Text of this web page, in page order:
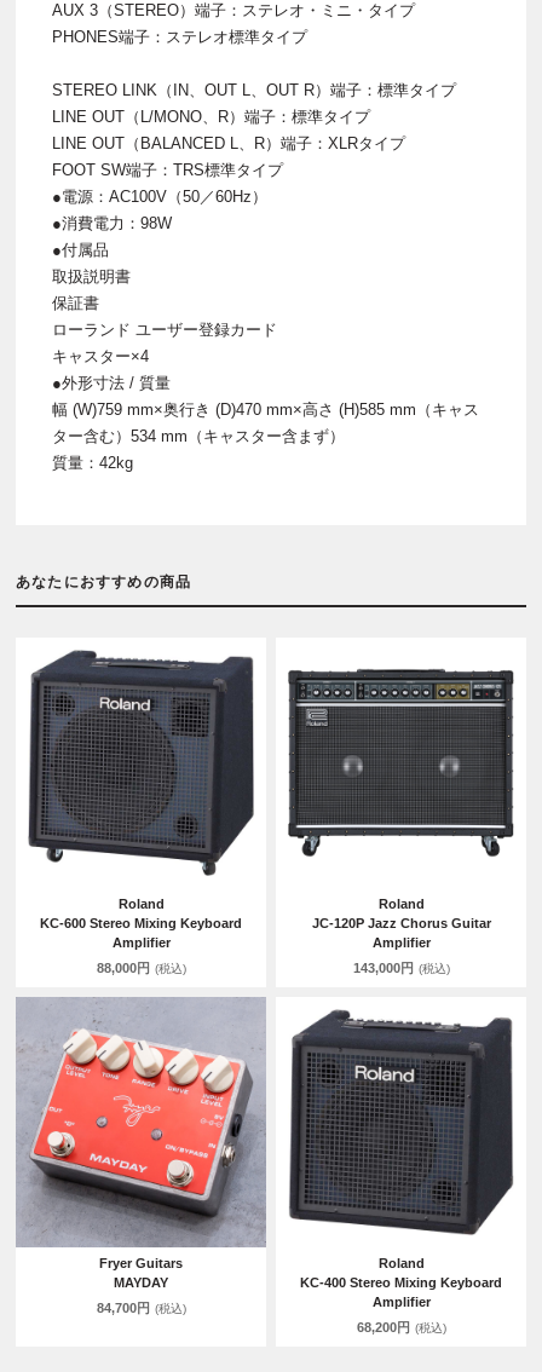
AUX 3（STEREO）端子：ステレオ・ミニ・タイプ
PHONES端子：ステレオ標準タイプ
STEREO LINK（IN、OUT L、OUT R）端子：標準タイプ
LINE OUT（L/MONO、R）端子：標準タイプ
LINE OUT（BALANCED L、R）端子：XLRタイプ
FOOT SW端子：TRS標準タイプ
●電源：AC100V（50／60Hz）
●消費電力：98W
●付属品
取扱説明書
保証書
ローランド ユーザー登録カード
キャスター×4
●外形寸法 / 質量
幅 (W)759 mm×奥行き (D)470 mm×高さ (H)585 mm（キャス
ター含む）534 mm（キャスター含まず）
質量：42kg
あなたにおすすめの商品
Roland
KC-600 Stereo Mixing Keyboard
Amplifier
88,000円 (税込)
Roland
JC-120P Jazz Chorus Guitar
Amplifier
143,000円 (税込)
Fryer Guitars
MAYDAY
84,700円 (税込)
Roland
KC-400 Stereo Mixing Keyboard
Amplifier
68,200円 (税込)